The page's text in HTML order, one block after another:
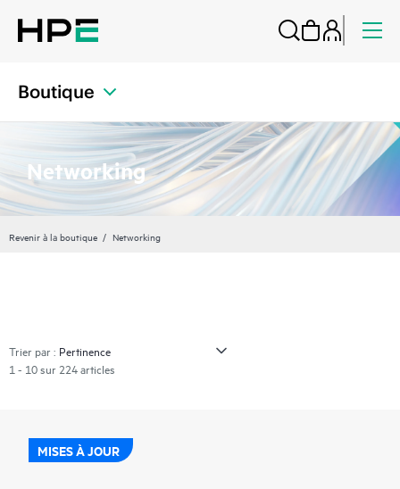
Boutique
Networking
Revenir à la boutique Networking
Trier par :
1 - 10 sur 224 articles
MISES À JOUR